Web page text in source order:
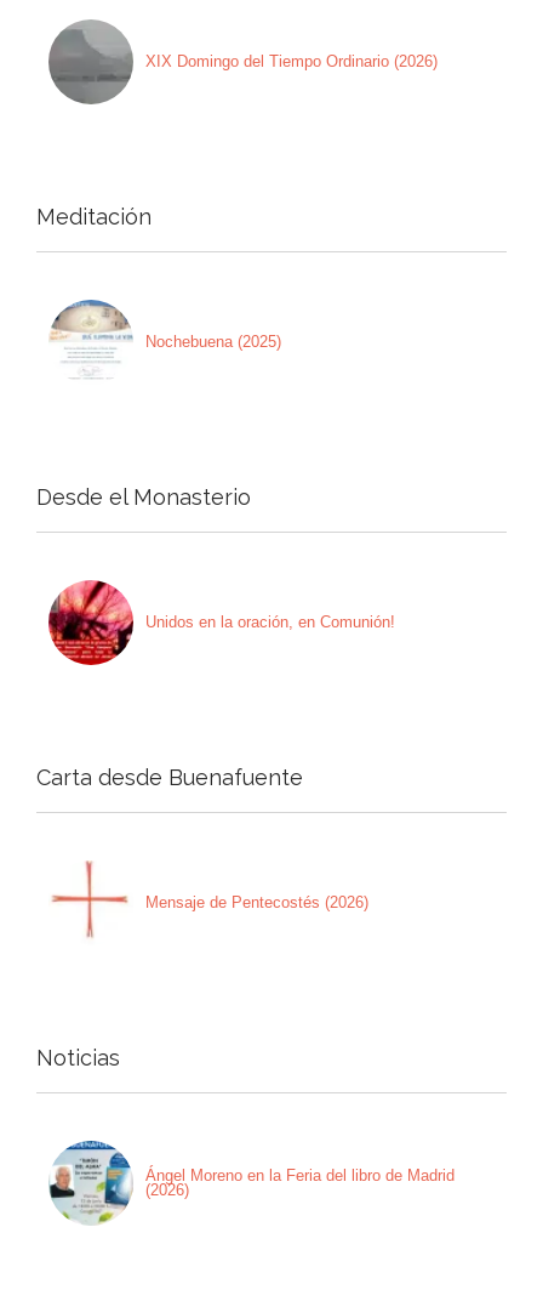
XIX Domingo del Tiempo Ordinario (2026)
Meditación
Nochebuena (2025)
Desde el Monasterio
Unidos en la oración, en Comunión!
Carta desde Buenafuente
Mensaje de Pentecostés (2026)
Noticias
Ángel Moreno en la Feria del libro de Madrid
(2026)